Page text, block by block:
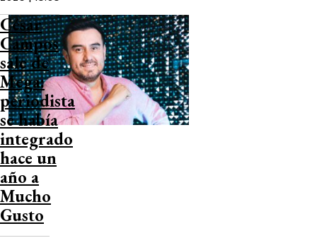
César
Campos
sale de
Mega:
periodista
se había
integrado
hace un
año a
Mucho
Gusto